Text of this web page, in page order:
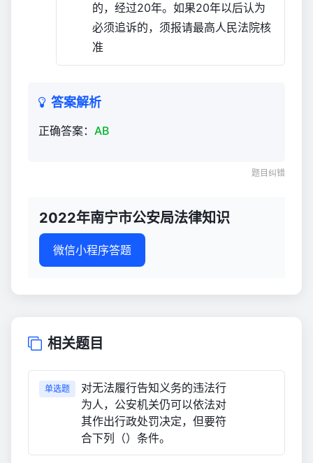
的，经过20年。如果20年以后认为
必须追诉的，须报请最高人民法院核
准
答案解析
正确答案： AB
题目纠错
2022年南宁市公安局法律知识
微信小程序答题
相关题目
单选题
对无法履行告知义务的违法行
为人，公安机关仍可以依法对
其作出行政处罚决定，但要符
合下列（）条件。